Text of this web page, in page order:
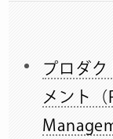
プロダク
メント